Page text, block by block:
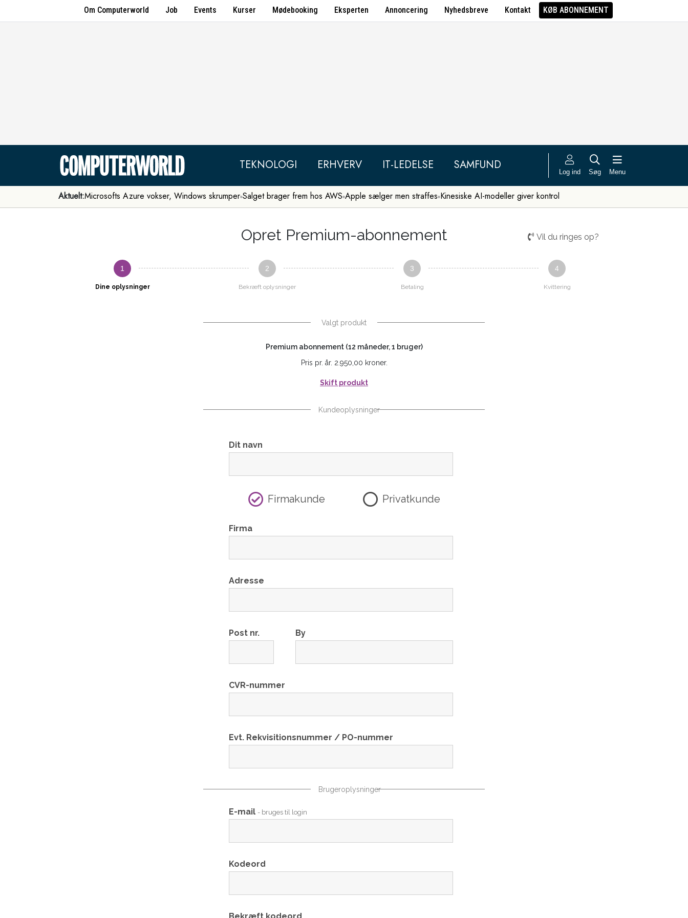
Om Computerworld Job Events Kurser Mødebooking Eksperten Annoncering Nyhedsbreve Kontakt KØB ABONNEMENT
TEKNOLOGI ERHVERV IT-LEDELSE SAMFUND Log ind Søg Menu
Aktuelt:Microsofts Azure vokser, Windows skrumper Salget brager frem hos AWS Apple sælger men straffes Kinesiske AI-modeller giver kontrol
Opret Premium-abonnement Vil du ringes op?
1
Dine oplysninger
2
Bekræft oplysninger
3
Betaling
4
Kvittering
Valgt produkt
Premium abonnement (12 måneder, 1 bruger)
Pris pr. år. 2.950,00 kroner.
Skift produkt
Kundeoplysninger
Dit navn
Firmakunde Privatkunde
Firma
Adresse
Post nr. By
CVR-nummer
Evt. Rekvisitionsnummer / PO-nummer
Brugeroplysninger
E-mail - bruges til login
Kodeord